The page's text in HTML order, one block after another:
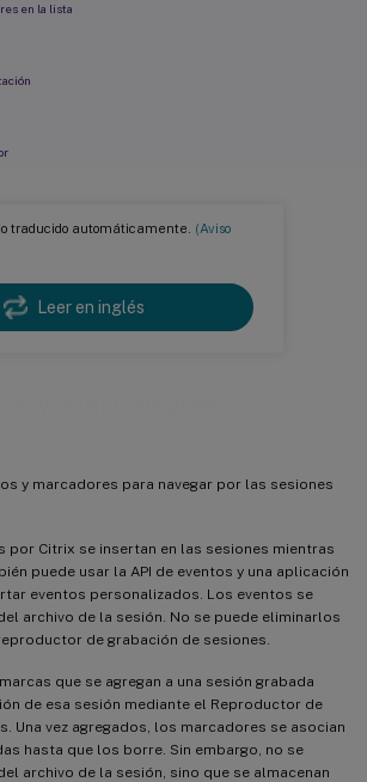
traducido automáticamente. (Aviso
Leer en inglés
y marcadores para navegar por las sesiones
por Citrix se insertan en las sesiones mientras
puede usar la API de eventos y una aplicación
eventos personalizados. Los eventos se
archivo de la sesión. No se puede eliminarlos
de grabación de sesiones.
que se agregan a una sesión grabada
de esa sesión mediante el Reproductor de
Una vez agregados, los marcadores se asocian
hasta que los borre. Sin embargo, no se
archivo de la sesión, sino que se almacenan
en la lista